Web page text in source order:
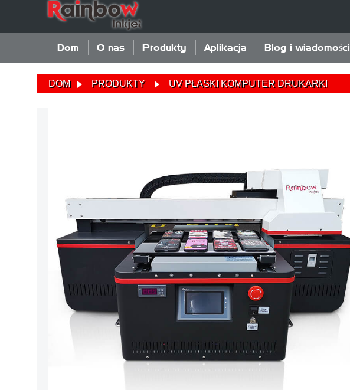
Dom O nas Produkty Aplikacja Blog i wiadomości
DOM PRODUKTY UV PŁASKI KOMPUTER DRUKARKI